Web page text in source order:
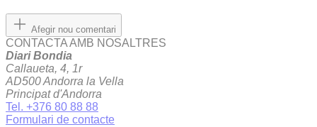
Afegir nou comentari
CONTACTA AMB NOSALTRES
Diari Bondia
Callaueta, 4, 1r
AD500 Andorra la Vella
Principat d'Andorra
Tel. +376 80 88 88
Formulari de contacte